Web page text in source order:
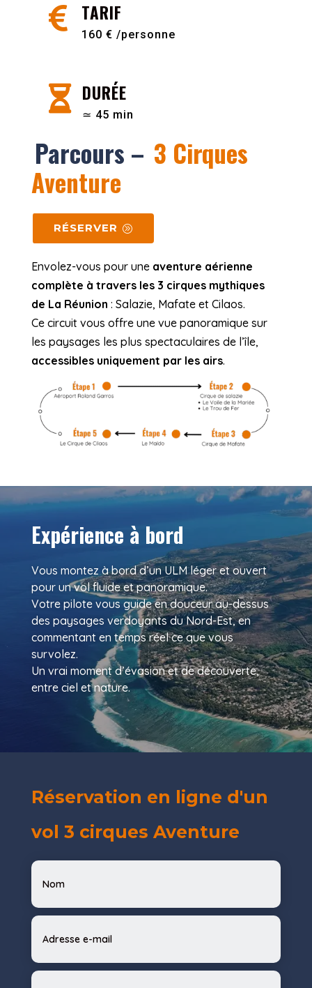
 TARIF
160 € /personne
 DURÉE
≃ 45 min
Parcours – 3 Cirques
Aventure
RÉSERVER
Envolez-vous pour une aventure aérienne
complète à travers les 3 cirques mythiques
de La Réunion : Salazie, Mafate et Cilaos.
Ce circuit vous offre une vue panoramique sur
les paysages les plus spectaculaires de l’île,
accessibles uniquement par les airs.
Expérience à bord
Vous montez à bord d’un ULM léger et ouvert
pour un vol fluide et panoramique.
Votre pilote vous guide en douceur au-dessus
des paysages verdoyants du Nord-Est, en
commentant en temps réel ce que vous
survolez.
Un vrai moment d’évasion et de découverte,
entre ciel et nature.
Réservation en ligne d'un
vol 3 cirques Aventure